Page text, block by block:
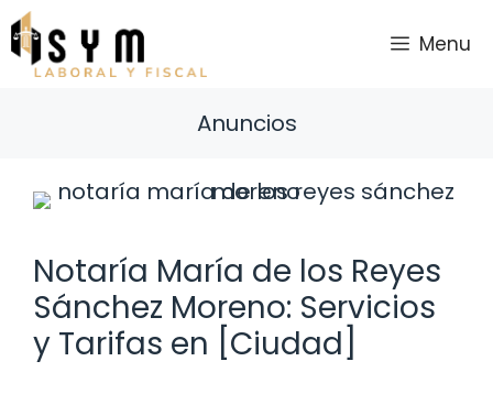
Saltar
al
contenido
Menu
Anuncios
Notaría María de los Reyes
Sánchez Moreno: Servicios
y Tarifas en [Ciudad]